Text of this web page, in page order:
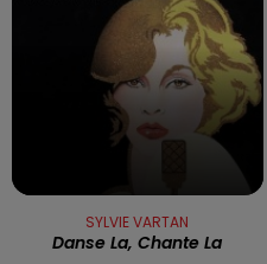
SYLVIE VARTAN
Danse La, Chante La